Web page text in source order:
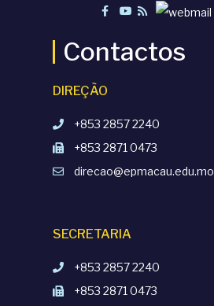
Contactos
DIREÇÃO
+853 2857 2240
+853 2871 0473
direcao@epmacau.edu.mo
SECRETARIA
+853 2857 2240
+853 2871 0473